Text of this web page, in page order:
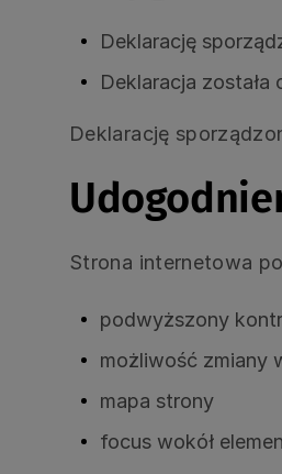
Deklarację
Deklaracja
Deklarację
Strona internetowa
podwyższony
możliwość zmiany
mapa strony
focus wokół